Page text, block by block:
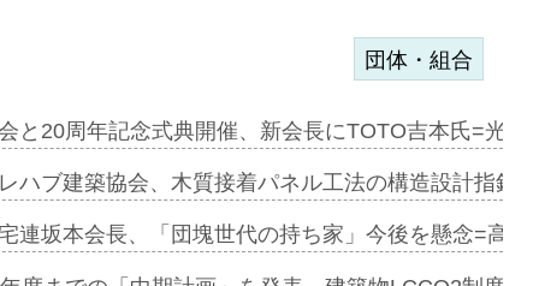
を提案=P…
ンビ…
団体・組合
と20周年記念式典開催、新会長にTOTO吉本氏=光
ハブ建築協会、木質接着パネル工法の構造設計指針
連坂本会長、「団塊世代の持ち家」今後を懸念=高